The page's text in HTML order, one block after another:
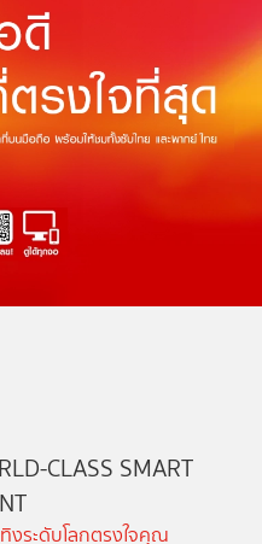
CLASS SMART
งระดับโลกตรงใจคุณ